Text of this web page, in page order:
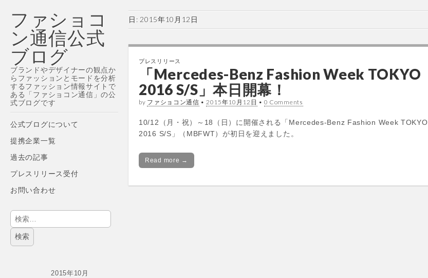
ファショコ
ン通信公式
ブログ
ブランドやデザイナーの観点か
らファッションとモードを分析
するファッション情報サイトで
ある「ファショコン通信」の公
式ブログです
Main
menu
Skip
content
公式ブログについて
提携企業一覧
過去の記事
プレスリリース受付
お問い合わせ
検
索:
2015年10月
日: 2015年10月12日
プレスリリース
「Mercedes-Benz Fashion Week TOKYO
2016 S/S」本日開幕！
by ファショコン通信 • 2015年10月12日 • 0 Comments
10/12（月・祝）～18（日）に開催される「Mercedes-Benz Fashion Week TOKYO
2016 S/S」（MBFWT）が初日を迎えました。
Read more →